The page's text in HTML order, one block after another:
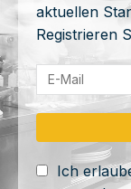
aktuellen
Registrieren
Ich